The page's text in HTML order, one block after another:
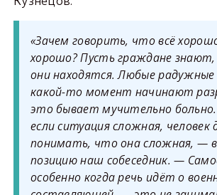
«Зачем говорить, что всё
хорошо? Пусть граждане
они находятся. Любые радужные
какой-то момент начинают
это бывает мучительно
если ситуация сложная, человек
понимать, что она сложная, —
позицию наш собеседник. —
особенно когда речь идёт о